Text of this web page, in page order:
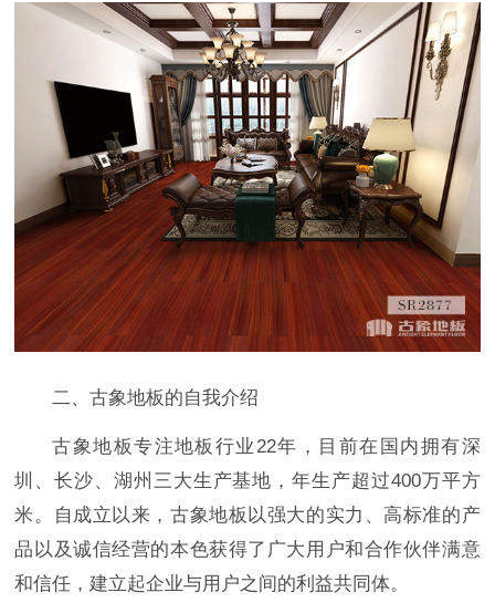
二、古象地板的自我介绍
古象地板专注地板行业22年，目前在国内拥有深
圳、长沙、湖州三大生产基地，年生产超过400万平方
米。自成立以来，古象地板以强大的实力、高标准的产
品以及诚信经营的本色获得了广大用户和合作伙伴满意
和信任，建立起企业与用户之间的利益共同体。